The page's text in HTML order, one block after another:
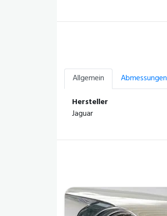
Allgemein Abmessungen
Hersteller
Jaguar